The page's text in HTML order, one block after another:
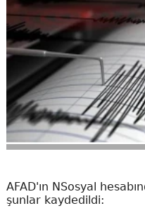
AFAD'ın NSosyal
şunlar kaydedildi: